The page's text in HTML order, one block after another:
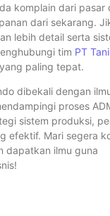
komplain dari pasar
dari sekarang.
lebih detail serta
tim PT
paling tepat.
dibekali dengan
proses
sistem produksi,
efektif. Mari segera
dapatkan ilmu guna